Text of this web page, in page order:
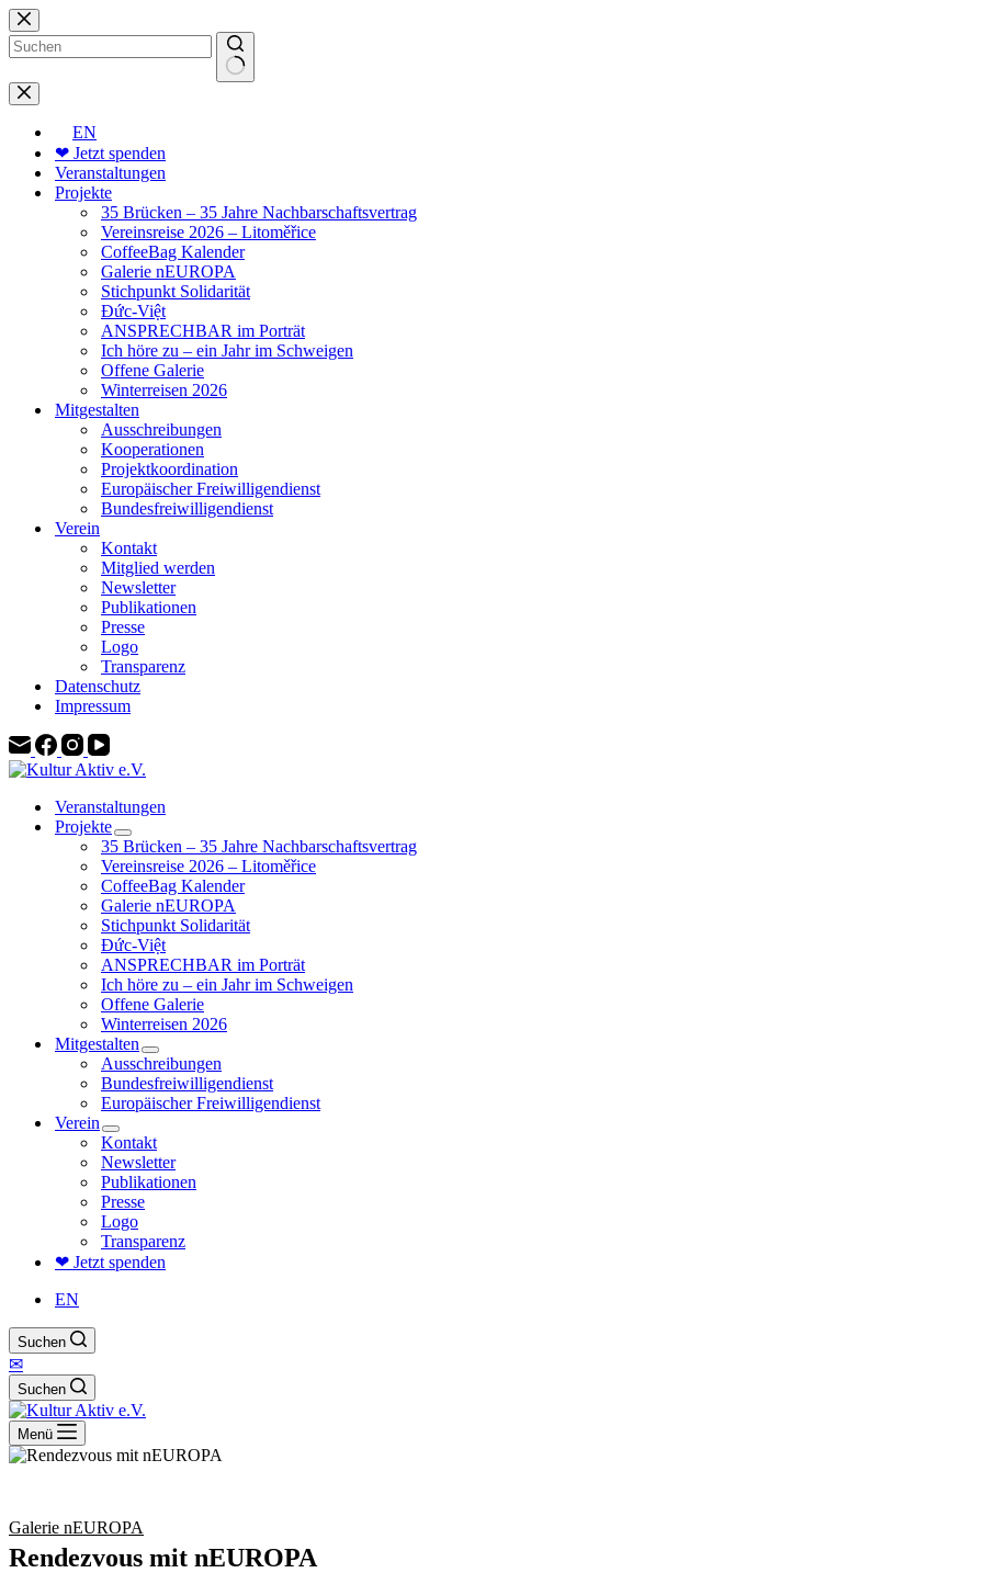
Zum
Inhalt
springen
Keine
Ergebnisse
EN
❤ Jetzt spenden
Veranstaltungen
Projekte
35 Brücken – 35 Jahre Nachbarschaftsvertrag
Vereinsreise 2026 – Litoměřice
CoffeeBag Kalender
Galerie nEUROPA
Stichpunkt Solidarität
Đức-Việt
ANSPRECHBAR im Porträt
Ich höre zu – ein Jahr im Schweigen
Offene Galerie
Winterreisen 2026
Mitgestalten
Ausschreibungen
Kooperationen
Projektkoordination
Europäischer Freiwilligendienst
Bundesfreiwilligendienst
Verein
Kontakt
Mitglied werden
Newsletter
Publikationen
Presse
Logo
Transparenz
Datenschutz
Impressum
Veranstaltungen
Projekte
35 Brücken – 35 Jahre Nachbarschaftsvertrag
Vereinsreise 2026 – Litoměřice
CoffeeBag Kalender
Galerie nEUROPA
Stichpunkt Solidarität
Đức-Việt
ANSPRECHBAR im Porträt
Ich höre zu – ein Jahr im Schweigen
Offene Galerie
Winterreisen 2026
Mitgestalten
Ausschreibungen
Bundesfreiwilligendienst
Europäischer Freiwilligendienst
Verein
Kontakt
Newsletter
Publikationen
Presse
Logo
Transparenz
❤ Jetzt spenden
EN
Suchen
✉
Suchen
Menü
Galerie nEUROPA
Rendezvous mit nEUROPA